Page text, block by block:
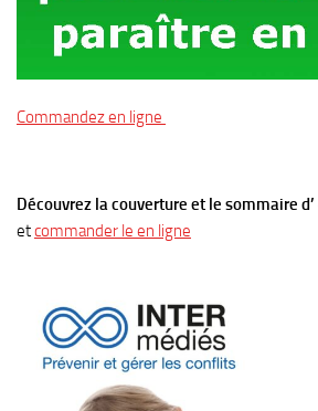
Commandez en ligne
Découvrez la couverture et le sommaire
etcommander le en ligne